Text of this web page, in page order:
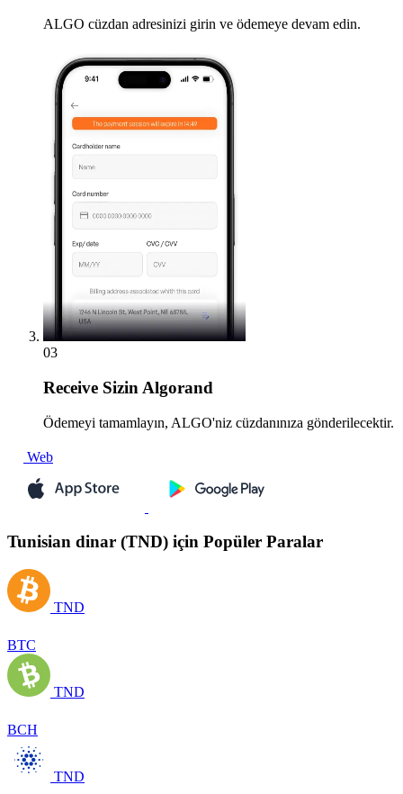
ALGO cüzdan adresinizi girin ve ödemeye devam edin.
03
Receive Sizin Algorand
Ödemeyi tamamlayın, ALGO'niz cüzdanınıza gönderilecektir.
Web
Tunisian dinar (TND) için Popüler Paralar
TND
BTC
TND
BCH
TND